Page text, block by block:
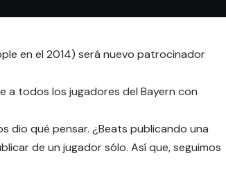
en el 2014) será nuevo patrocinador
a todos los jugadores del Bayern con
dio qué pensar. ¿Beats publicando una
de un jugador sólo. Así que, seguimos